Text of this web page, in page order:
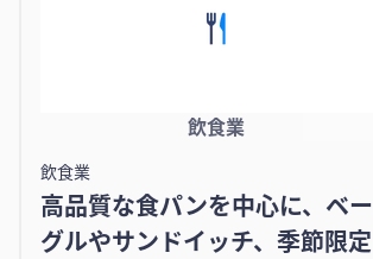
飲食業
飲食業
高品質な食パンを中心に、ベー
グルやサンドイッチ、季節限定